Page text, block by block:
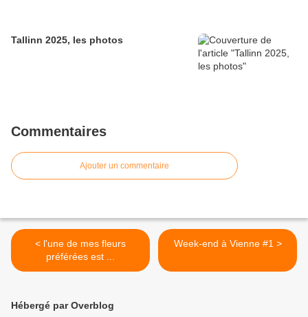
Tallinn 2025, les photos
Commentaires
Ajouter un commentaire
< l'une de mes fleurs
préférées est ...
Week-end à Vienne #1 >
Hébergé par Overblog